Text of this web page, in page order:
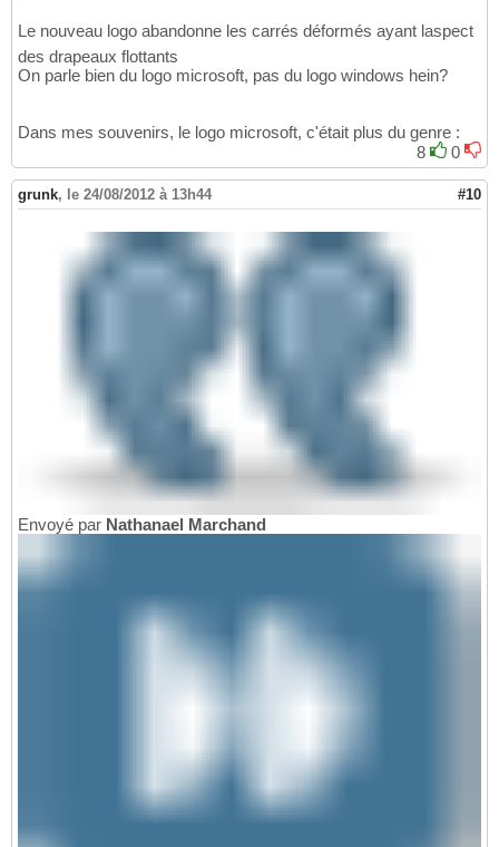
Le nouveau logo abandonne les carrés déformés ayant laspect
des drapeaux flottants
On parle bien du logo microsoft, pas du logo windows hein?
Dans mes souvenirs, le logo microsoft, c'était plus du genre :
8
0
grunk, le 24/08/2012 à 13h44 #10
Envoyé par Nathanael Marchand